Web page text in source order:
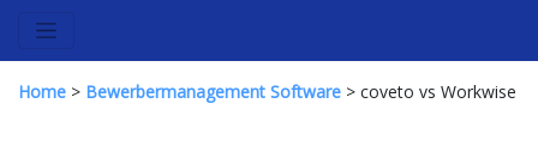
Home > Bewerbermanagement Software > coveto vs Workwise